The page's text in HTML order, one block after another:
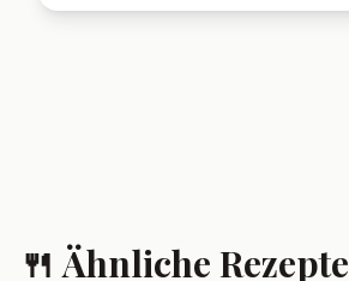
🍴 Ähnliche Rezepte